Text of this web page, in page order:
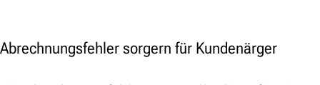
Abrechnungsfehler sorgern für Kundenärger